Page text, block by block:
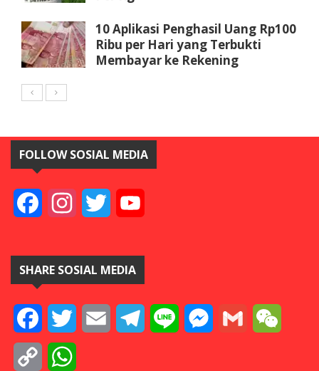
10 Aplikasi Penghasil Uang Rp100
Ribu per Hari yang Terbukti
Membayar ke Rekening
FOLLOW SOSIAL MEDIA
FacebookInstagramTwitter
SHARE SOSIAL MEDIA
FacebookTwitter Email TelegramLine Messenger
Gmail
Copy